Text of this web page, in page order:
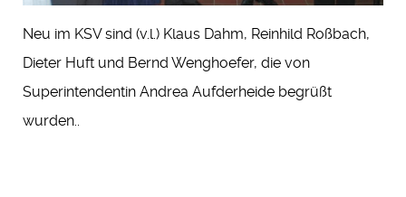
Neu im KSV sind (v.l.) Klaus Dahm, Reinhild Roßbach,
Dieter Huft und Bernd Wenghoefer, die von
Superintendentin Andrea Aufderheide begrüßt
wurden..